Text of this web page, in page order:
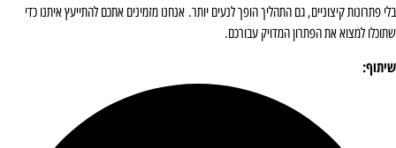
בלי פתרונות קיצוניים, גם התהליך הופך לנעים יותר. אנחנו מזמינים אתכם להתייעץ איתנו כדי
שתוכלו למצוא את הפתרון המדויק עבורכם.
שיתוף: